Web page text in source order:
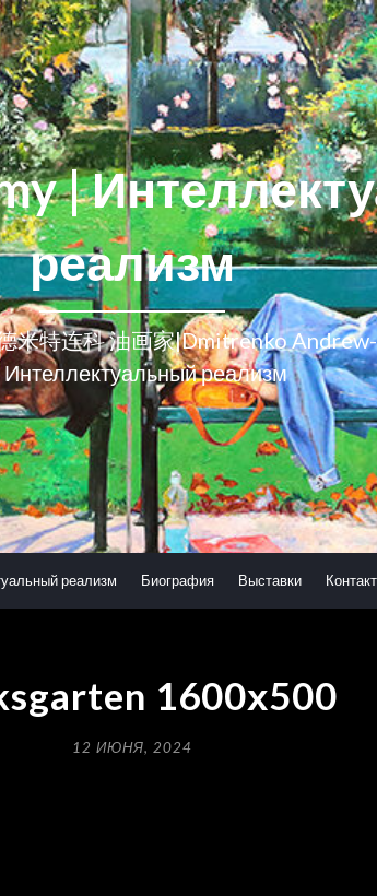
|
реализм
特连科 油画家|Dmitrenko
Интеллектуальный реализм
реализм Биография Выставки
1600х500
12 ИЮНЯ, 2024